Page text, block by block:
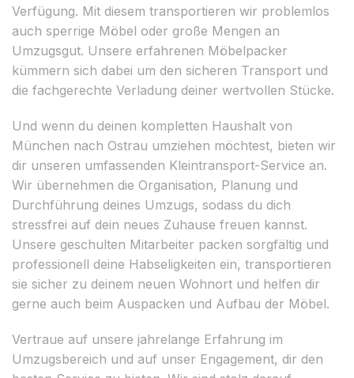
Verfügung. Mit diesem transportieren wir problemlos
auch sperrige Möbel oder große Mengen an
Umzugsgut. Unsere erfahrenen Möbelpacker
kümmern sich dabei um den sicheren Transport und
die fachgerechte Verladung deiner wertvollen Stücke.
Und wenn du deinen kompletten Haushalt von
München nach Ostrau umziehen möchtest, bieten wir
dir unseren umfassenden Kleintransport-Service an.
Wir übernehmen die Organisation, Planung und
Durchführung deines Umzugs, sodass du dich
stressfrei auf dein neues Zuhause freuen kannst.
Unsere geschulten Mitarbeiter packen sorgfältig und
professionell deine Habseligkeiten ein, transportieren
sie sicher zu deinem neuen Wohnort und helfen dir
gerne auch beim Auspacken und Aufbau der Möbel.
Vertraue auf unsere jahrelange Erfahrung im
Umzugsbereich und auf unser Engagement, dir den